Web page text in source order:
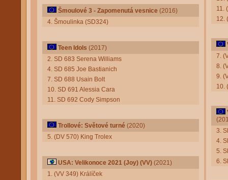
Šmoulové 3 - Zapomenutá vesnice (2016)
4. Šmoulinka (SD324)
Teen Idols (2017)
2. SD 683 Serena Williams
4. SD 685 Joe Bastianich
7. SD 688 Usain Bolt
10. SD 691 Alessia Cara
11. SD 692 Cody Simpson
Trollové: Světové turné (2020)
5. (DV 570) King Trolex
USA: Velikonoce 2021 (Joy) (VV) (2021)
1. (VV 349) Králíček
11.
12.
7.
8.
9.
10.
3.
4.
5.
6.